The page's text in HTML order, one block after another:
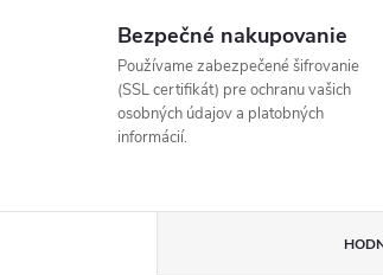
Bezpečné nakupovanie
Používame zabezpečené šifrovanie
(SSL certifikát) pre ochranu vašich
osobných údajov a platobných
informácií.